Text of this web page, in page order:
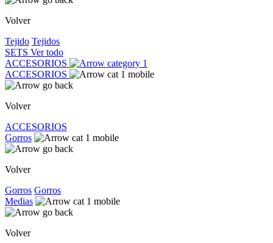
Volver
Tejido Tejidos
SETS Ver todo
ACCESORIOS
ACCESORIOS
Volver
ACCESORIOS
Gorros
Volver
Gorros Gorros
Medias
Volver